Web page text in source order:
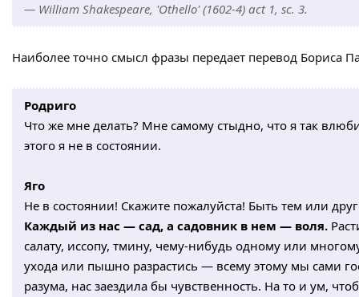
— William Shakespeare, 'Othello' (1602-4) act 1, sc. 3.
Наиболее точно смысл фразы передает перевод Бориса
Родриго
Что же мне делать? Мне самому стыдно, что я так
этого я не в состоянии.
Яго
Не в состоянии! Скажите пожалуйста! Быть тем или
Каждый из нас — сад, а садовник в нем — воля.
салату, иссопу, тмину, чему-нибудь одному или
ухода или пышно разрастись — всему этому мы сами
разума, нас заездила бы чувственность. На то и ум,